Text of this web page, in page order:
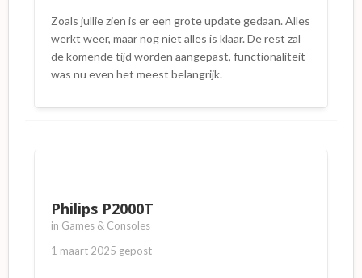
Zoals jullie zien is er een grote update gedaan. Alles
werkt weer, maar nog niet alles is klaar. De rest zal
de komende tijd worden aangepast, functionaliteit
was nu even het meest belangrijk.
Philips P2000T
in Games & Consoles
1 maart 2025 gepost